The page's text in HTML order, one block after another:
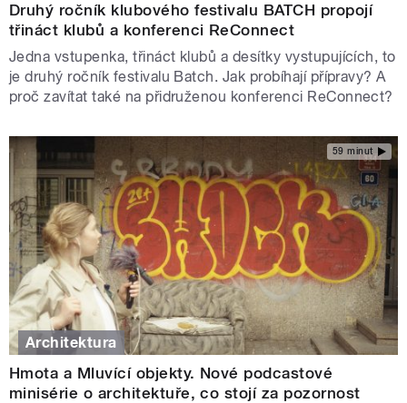
Druhý ročník klubového festivalu BATCH propojí
třináct klubů a konferenci ReConnect
Jedna vstupenka, třináct klubů a desítky vystupujících, to
je druhý ročník festivalu Batch. Jak probíhají přípravy? A
proč zavítat také na přidruženou konferenci ReConnect?
59 minut
Architektura
Hmota a Mluvící objekty. Nové podcastové
minisérie o architektuře, co stojí za pozornost